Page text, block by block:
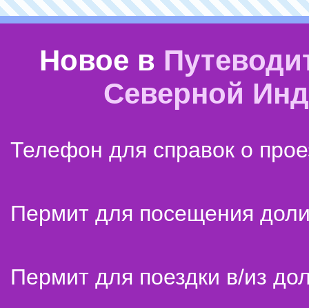
Новое в
Северной
Телефон для справок о
Пермит для посещения
Пермит для поездки в/из